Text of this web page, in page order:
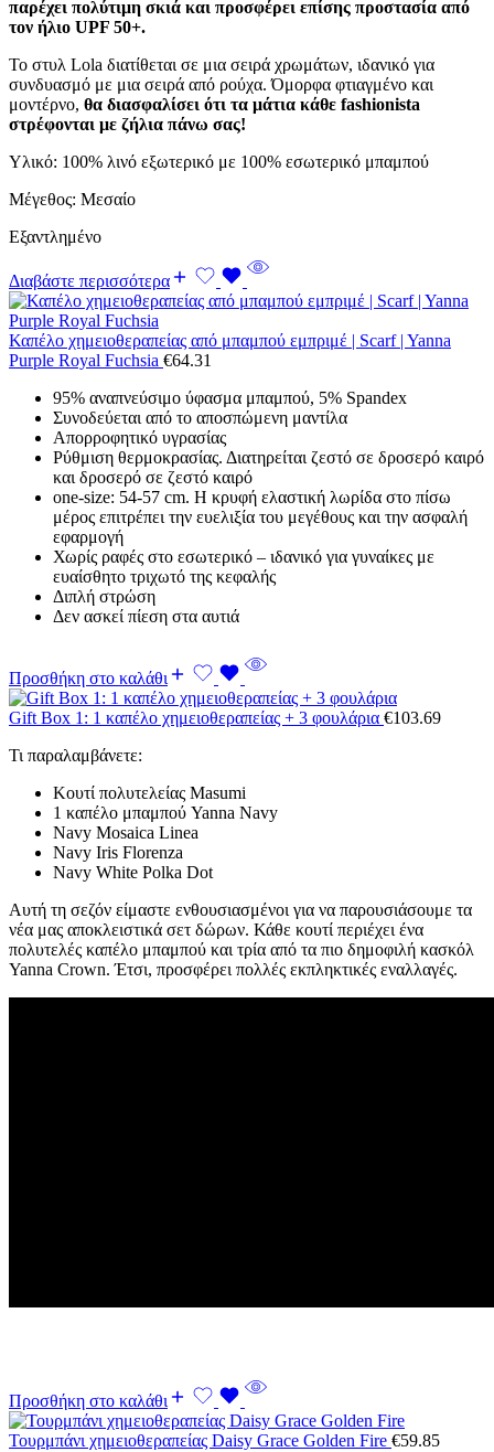
παρέχει πολύτιμη σκιά και προσφέρει επίσης προστασία από
τον ήλιο UPF 50+.
Το στυλ Lola διατίθεται σε μια σειρά χρωμάτων, ιδανικό για
συνδυασμό με μια σειρά από ρούχα. Όμορφα φτιαγμένο και
μοντέρνο, θα διασφαλίσει ότι τα μάτια κάθε fashionista
στρέφονται με ζήλια πάνω σας!
Υλικό: 100% λινό εξωτερικό με 100% εσωτερικό μπαμπού
Μέγεθος: Μεσαίο
Εξαντλημένο
Διαβάστε περισσότερα
Καπέλο χημειοθεραπείας από μπαμπού εμπριμέ | Scarf | Yanna
Purple Royal Fuchsia €64.31
95% αναπνεύσιμο ύφασμα μπαμπού, 5% Spandex
Συνοδεύεται από το αποσπώμενη μαντίλα
Απορροφητικό υγρασίας
Ρύθμιση θερμοκρασίας. Διατηρείται ζεστό σε δροσερό καιρό
και δροσερό σε ζεστό καιρό
one-size: 54-57 cm. Η κρυφή ελαστική λωρίδα στο πίσω
μέρος επιτρέπει την ευελιξία του μεγέθους και την ασφαλή
εφαρμογή
Χωρίς ραφές στο εσωτερικό – ιδανικό για γυναίκες με
ευαίσθητο τριχωτό της κεφαλής
Διπλή στρώση
Δεν ασκεί πίεση στα αυτιά
Προσθήκη στο καλάθι
Gift Box 1: 1 καπέλο χημειοθεραπείας + 3 φουλάρια €103.69
Τι παραλαμβάνετε:
Κουτί πολυτελείας Masumi
1 καπέλο μπαμπού Yanna Navy
Navy Mosaica Linea
Navy Iris Florenza
Navy White Polka Dot
Αυτή τη σεζόν είμαστε ενθουσιασμένοι για να παρουσιάσουμε τα
νέα μας αποκλειστικά σετ δώρων. Κάθε κουτί περιέχει ένα
πολυτελές καπέλο μπαμπού και τρία από τα πιο δημοφιλή κασκόλ
Yanna Crown. Έτσι, προσφέρει πολλές εκπληκτικές εναλλαγές.
Προσθήκη στο καλάθι
Τουρμπάνι χημειοθεραπείας Daisy Grace Golden Fire €59.85